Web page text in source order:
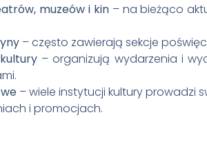
muzeów i kin– na bieżąco
– często zawierają sekcje
– organizują wydarzenia i
– wiele instytucji kultury prowadzi
i promocjach.